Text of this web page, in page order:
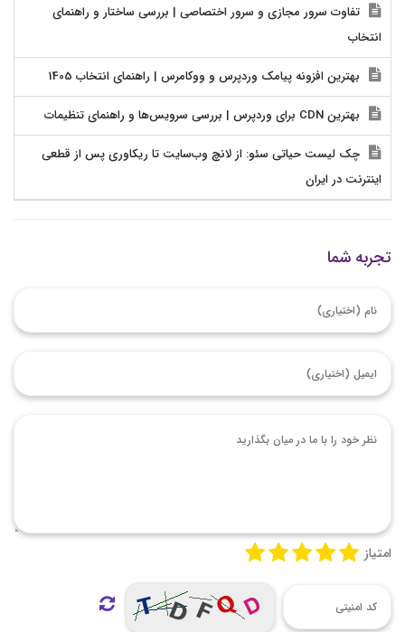
تفاوت سرور مجازی و سرور اختصاصی | بررسی ساختار و راهنمای
انتخاب
بهترین افزونه پیامک وردپرس و ووکامرس | راهنمای انتخاب 1405
بهترین CDN برای وردپرس | بررسی سرویس‌ها و راهنمای تنظیمات
چک لیست حیاتی سئو: از لانچ وب‌سایت تا ریکاوری پس از قطعی
اینترنت در ایران
تجربه شما
امتیاز